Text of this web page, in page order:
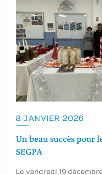
8 JANVIER 2026
Un beau succès pour
SEGPA
Le vendredi 19